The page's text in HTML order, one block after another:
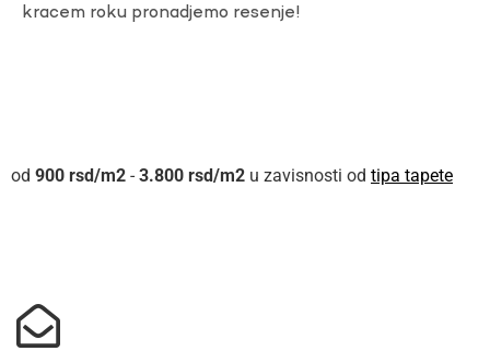
kracem roku pronadjemo resenje!
900 rsd - 3.800 rsd u zavisnosti od tipa tapete